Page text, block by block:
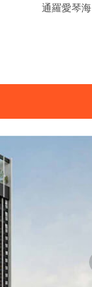
通羅愛琴海